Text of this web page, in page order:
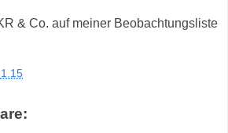
& Co. auf meiner Beobachtungsliste